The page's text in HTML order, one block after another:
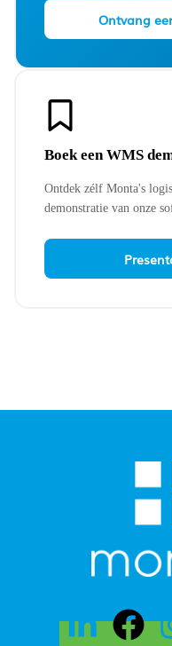
Ontvang
Boek een WMS
Ontdek zélf Monta's
demonstratie van onze